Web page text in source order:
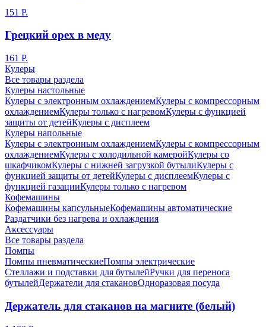
151 Р.
Грецкий орех в меду
161 Р.
Кулеры
Все товары раздела
Кулеры настольные
Кулеры с электронным охлаждениемКулеры с компрессорным
охлаждениемКулеры только с нагревомКулеры с функцией
защиты от детейКулеры с дисплеем
Кулеры напольные
Кулеры с электронным охлаждениемКулеры с компрессорным
охлаждениемКулеры с холодильной камеройКулеры со
шкафчикомКулеры с нижней загрузкой бутылиКулеры с
функцией защиты от детейКулеры с дисплеемКулеры с
функцией газацииКулеры только с нагревом
Кофемашины
Кофемашины капсульныеКофемашины автоматические
Раздатчики без нагрева и охлаждения
Аксессуары
Все товары раздела
Помпы
Помпы пневматическиеПомпы электрические
Стеллажи и подставки для бутылейРучки для переноса
бутылейДержатели для стакановОдноразовая посуда
Держатель для стаканов на магните (белый)